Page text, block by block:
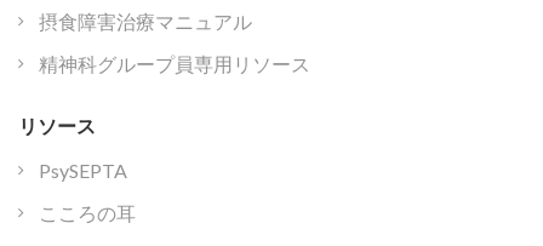
摂食障害治療マニュアル
精神科グループ員専用リソース
リソース
PsySEPTA
こころの耳